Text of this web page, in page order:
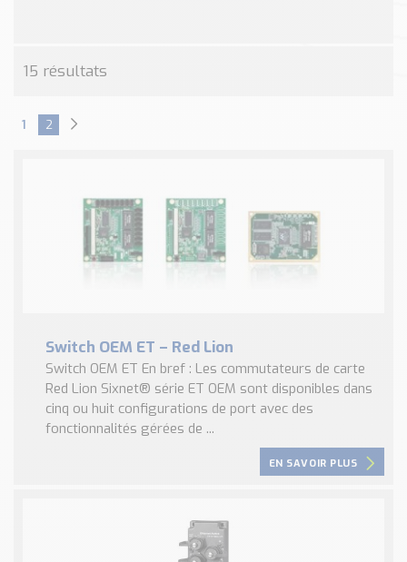
15 résultats
1 2
Switch OEM ET – Red Lion
Switch OEM ET En bref : Les commutateurs de carte
Red Lion Sixnet® série ET OEM sont disponibles dans
cinq ou huit configurations de port avec des
fonctionnalités gérées de ...
EN SAVOIR PLUS